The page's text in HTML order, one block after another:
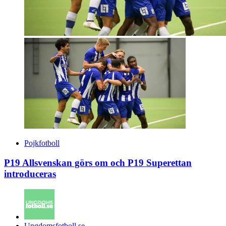
Pojkfotboll
P19 Allsvenskan görs om och P19 Superettan
introduceras